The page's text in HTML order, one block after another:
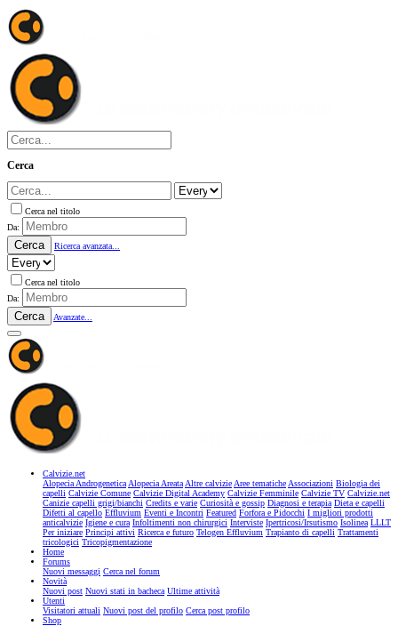
Cerca
Cerca nel titolo
Da:
Cerca Ricerca avanzata...
Cerca nel titolo
Da:
Cerca Avanzate...
Calvizie.net
Alopecia AndrogeneticaAlopecia AreataAltre calvizieAree tematicheAssociazioni Biologia dei
capelli Calvizie Comune Calvizie Digital Academy Calvizie Femminile Calvizie TV Calvizie.net
Canizie capelli grigi/bianchi Credits e varie Curiosità e gossip Diagnosi e terapia Dieta e capelli
Difetti al capello Effluvium Eventi e Incontri Featured Forfora e Pidocchi I migliori prodotti
anticalvizie Igiene e cura Infoltimenti non chirurgici Interviste Ipertricosi/Irsutismo Isolinea LLLT
Per iniziare Principi attivi Ricerca e futuro Telogen Effluvium Trapianto di capelli Trattamenti
tricologici Tricopigmentazione
Home
Forums
Nuovi messaggi Cerca nel forum
Novità
Nuovi post Nuovi stati in bacheca Ultime attività
Utenti
Visitatori attuali Nuovi post del profilo Cerca post profilo
Shop